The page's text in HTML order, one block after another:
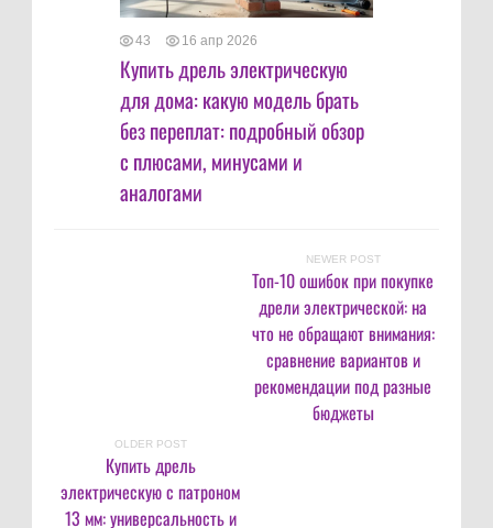
43 16 апр 2026
Купить дрель электрическую
для дома: какую модель брать
без переплат: подробный обзор
с плюсами, минусами и
аналогами
NEWER POST
Топ-10 ошибок при покупке
дрели электрической: на
что не обращают внимания:
сравнение вариантов и
рекомендации под разные
бюджеты
OLDER POST
Купить дрель
электрическую с патроном
13 мм: универсальность и